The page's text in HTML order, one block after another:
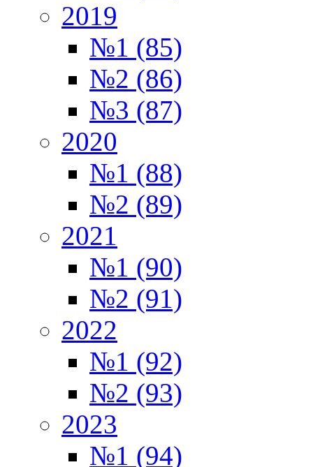
2019
№1 (85)
№2 (86)
№3 (87)
2020
№1 (88)
№2 (89)
2021
№1 (90)
№2 (91)
2022
№1 (92)
№2 (93)
2023
№1 (94)